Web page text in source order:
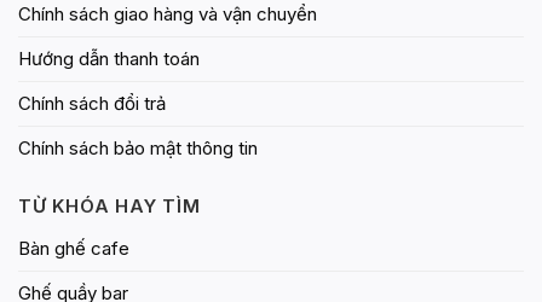
Chính sách giao hàng và vận chuyển
Hướng dẫn thanh toán
Chính sách đổi trả
Chính sách bảo mật thông tin
TỪ KHÓA HAY TÌM
Bàn ghế cafe
Ghế quầy bar